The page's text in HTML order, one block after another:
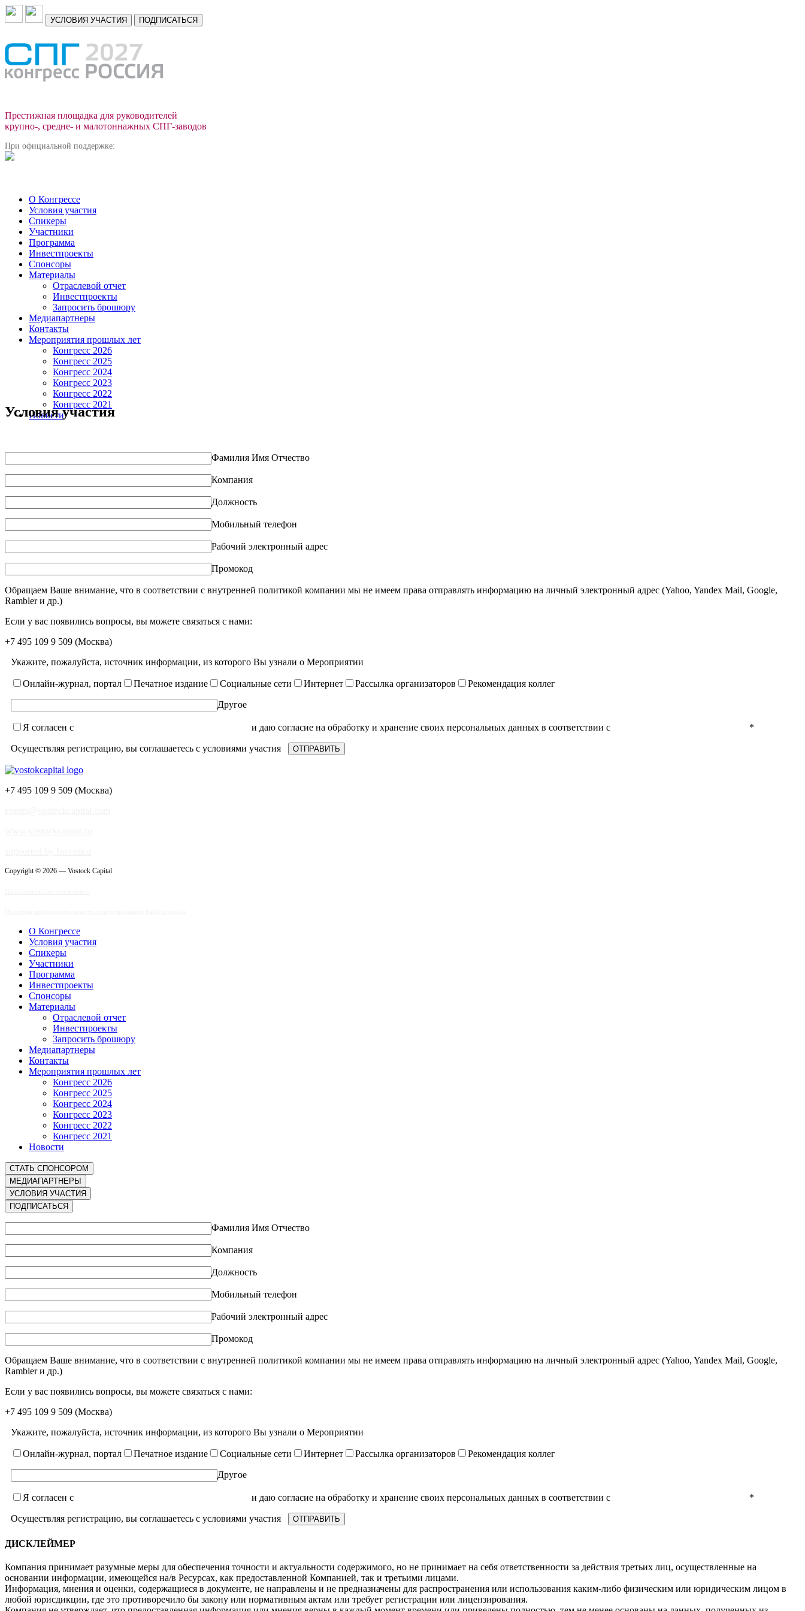
УСЛОВИЯ УЧАСТИЯ ПОДПИСАТЬСЯ
Престижная площадка для руководителей
крупно-, средне- и малотоннажных СПГ-заводов
При официальной поддержке:
О Конгрессе
Условия участия
Спикеры
Участники
Программа
Инвестпроекты
Спонсоры
Материалы
Отраслевой отчет
Инвестпроекты
Запросить брошюру
Медиапартнеры
Контакты
Мероприятия прошлых лет
Конгресс 2026
Конгресс 2025
Конгресс 2024
Конгресс 2023
Конгресс 2022
Конгресс 2021
Новости
Условия участия
Фамилия Имя Отчество
Компания
Должность
Мобильный телефон
Рабочий электронный адрес
Промокод
Обращаем Ваше внимание, что в соответствии с внутренней политикой компании мы не имеем права отправлять информацию на личный электронный адрес (Yahoo, Yandex Mail, Google,
Rambler и др.)
Если у вас появились вопросы, вы можете связаться с нами:
+7 495 109 9 509 (Москва)
Укажите, пожалуйста, источник информации, из которого Вы узнали о Мероприятии
Онлайн-журнал, портал Печатное издание Социальные сети Интернет Рассылка организаторов Рекомендация коллег
Другое
Я согласен с и даю согласие на обработку и хранение своих персональных данных в соответствии с *
Осуществляя регистрацию, вы соглашаетесь с условиями участия
+7 495 109 9 509 (Москва)
Copyright © 2026 — Vostock Capital
О Конгрессе
Условия участия
Спикеры
Участники
Программа
Инвестпроекты
Спонсоры
Материалы
Отраслевой отчет
Инвестпроекты
Запросить брошюру
Медиапартнеры
Контакты
Мероприятия прошлых лет
Конгресс 2026
Конгресс 2025
Конгресс 2024
Конгресс 2023
Конгресс 2022
Конгресс 2021
Новости
СТАТЬ СПОНСОРОМ
МЕДИАПАРТНЕРЫ
УСЛОВИЯ УЧАСТИЯ
ПОДПИСАТЬСЯ
Фамилия Имя Отчество
Компания
Должность
Мобильный телефон
Рабочий электронный адрес
Промокод
Обращаем Ваше внимание, что в соответствии с внутренней политикой компании мы не имеем права отправлять информацию на личный электронный адрес (Yahoo, Yandex Mail, Google,
Rambler и др.)
Если у вас появились вопросы, вы можете связаться с нами:
+7 495 109 9 509 (Москва)
Укажите, пожалуйста, источник информации, из которого Вы узнали о Мероприятии
Онлайн-журнал, портал Печатное издание Социальные сети Интернет Рассылка организаторов Рекомендация коллег
Другое
Я согласен с и даю согласие на обработку и хранение своих персональных данных в соответствии с *
Осуществляя регистрацию, вы соглашаетесь с условиями участия
ДИСКЛЕЙМЕР
Компания принимает разумные меры для обеспечения точности и актуальности содержимого, но не принимает на себя ответственности за действия третьих лиц, осуществленные на
основании информации, имеющейся на/в Ресурсах, как предоставленной Компанией, так и третьими лицами.
Информация, мнения и оценки, содержащиеся в документе, не направлены и не предназначены для распространения или использования каким-либо физическим или юридическим лицом в
любой юрисдикции, где это противоречило бы закону или нормативным актам или требует регистрации или лицензирования.